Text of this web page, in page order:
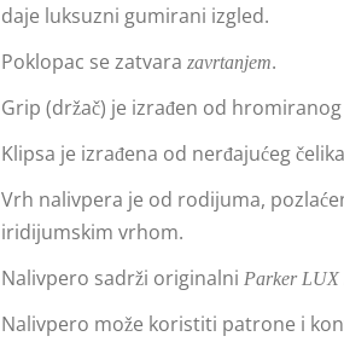
daje luksuzni gumirani izgled.
Poklopac se zatvarazavrtanjem.
Grip (držač) je izrađen od
Klipsa je izrađena od nerđajućeg
Vrh nalivpera je od rodijuma,
iridijumskim vrhom.
Nalivpero sadrži originalniParker LUX
Nalivpero može koristiti patrone i